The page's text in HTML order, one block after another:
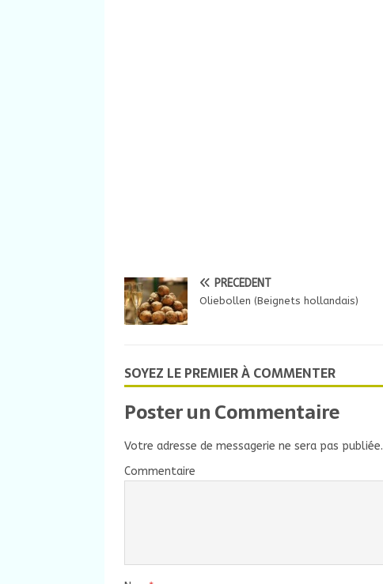
PRÉCÉDENT
Oliebollen (Beignets hollandais)
SOYEZ LE PREMIER À COMMENTER
Poster un Commentaire
Votre adresse de messagerie ne sera pas publiée.
Commentaire